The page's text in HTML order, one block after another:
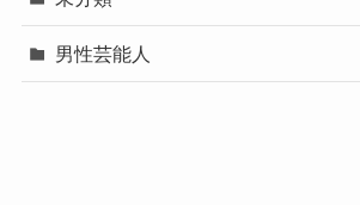
男性芸能人